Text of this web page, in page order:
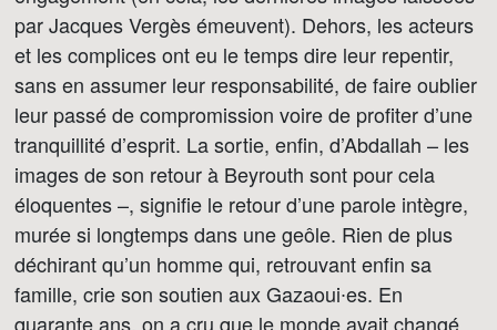
par Jacques Vergès émeuvent). Dehors, les acteurs
et les complices ont eu le temps dire leur repentir,
sans en assumer leur responsabilité, de faire oublier
leur passé de compromission voire de profiter d’une
tranquillité d’esprit. La sortie, enfin, d’Abdallah – les
images de son retour à Beyrouth sont pour cela
éloquentes –, signifie le retour d’une parole intègre,
murée si longtemps dans une geôle. Rien de plus
déchirant qu’un homme qui, retrouvant enfin sa
famille, crie son soutien aux Gazaoui∙es. En
quarante ans, on a cru que le monde avait changé